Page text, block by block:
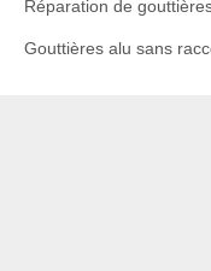
Réparation de
Gouttières alu sans